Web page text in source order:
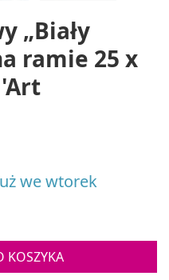
„Biały
ramie 25 x
we wtorek
KOSZYKA